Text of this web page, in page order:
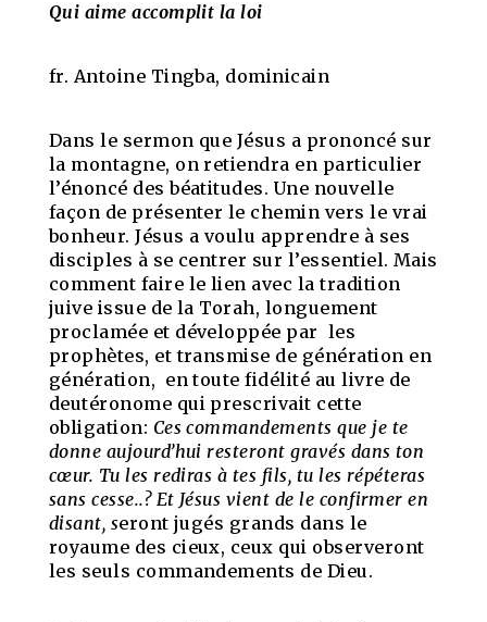
Qui aime accomplit la loi
fr. Antoine Tingba, dominicain
Dans le sermon que Jésus a prononcé sur
la montagne, on retiendra en particulier
l’énoncé des béatitudes. Une nouvelle
façon de présenter le chemin vers le vrai
bonheur. Jésus a voulu apprendre à ses
disciples à se centrer sur l’essentiel. Mais
comment faire le lien avec la tradition
juive issue de la Torah, longuement
proclamée et développée par les
prophètes, et transmise de génération en
génération, en toute fidélité au livre de
deutéronome qui prescrivait cette
obligation: Ces commandements que je te
donne aujourd’hui resteront gravés dans ton
cœur. Tu les rediras à tes fils, tu les répéteras
sans cesse..? Et Jésus vient de le confirmer en
disant, seront jugés grands dans le
royaume des cieux, ceux qui observeront
les seuls commandements de Dieu.